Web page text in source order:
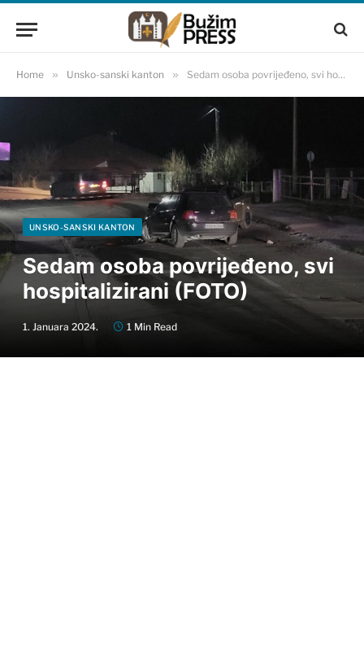
Home » Unsko-sanski kanton » Sedam osoba povrijeđeno, svi hospitalizirani (FOTO)
UNSKO-SANSKI KANTON
Sedam osoba povrijeđeno, svi
hospitalizirani (FOTO)
1. Januara 2024. 1 Min Read